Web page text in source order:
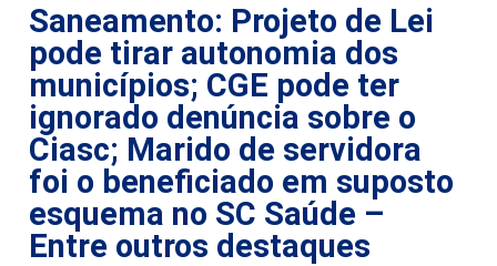
Saneamento: Projeto de Lei
pode tirar autonomia dos
municípios; CGE pode ter
ignorado denúncia sobre o
Ciasc; Marido de servidora
foi o beneficiado em suposto
esquema no SC Saúde –
Entre outros destaques